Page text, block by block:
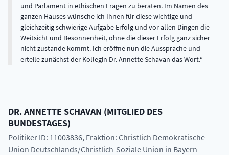
und Parlament in ethischen Fragen zu beraten. Im Namen des
ganzen Hauses wünsche ich Ihnen für diese wichtige und
gleichzeitig schwierige Aufgabe Erfolg und vor allen Dingen die
Weitsicht und Besonnenheit, ohne die dieser Erfolg ganz sicher
nicht zustande kommt. Ich eröffne nun die Aussprache und
erteile zunächst der Kollegin Dr. Annette Schavan das Wort.
DR.ANNETTE SCHAVAN (MITGLIED DES
BUNDESTAGES)
Politiker ID: 11003836, Fraktion: Christlich Demokratische
Union Deutschlands/Christlich-Soziale Union in Bayern